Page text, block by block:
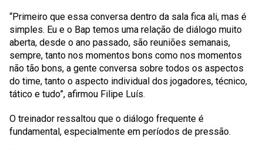
“Primeiro que essa conversa dentro da sala fica ali, mas é
simples. Eu e o Bap temos uma relação de diálogo muito
aberta, desde o ano passado, são reuniões semanais,
sempre, tanto nos momentos bons como nos momentos
não tão bons, a gente conversa sobre todos os aspectos
do time, tanto o aspecto individual dos jogadores, técnico,
tático e tudo”, afirmou Filipe Luís.
O treinador ressaltou que o diálogo frequente é
fundamental, especialmente em períodos de pressão.